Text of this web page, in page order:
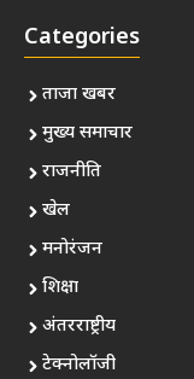
Categories
ताजा खबर
मुख्य समाचार
राजनीति
खेल
मनोरंजन
शिक्षा
अंतरराष्ट्रीय
टेक्नोलॉजी